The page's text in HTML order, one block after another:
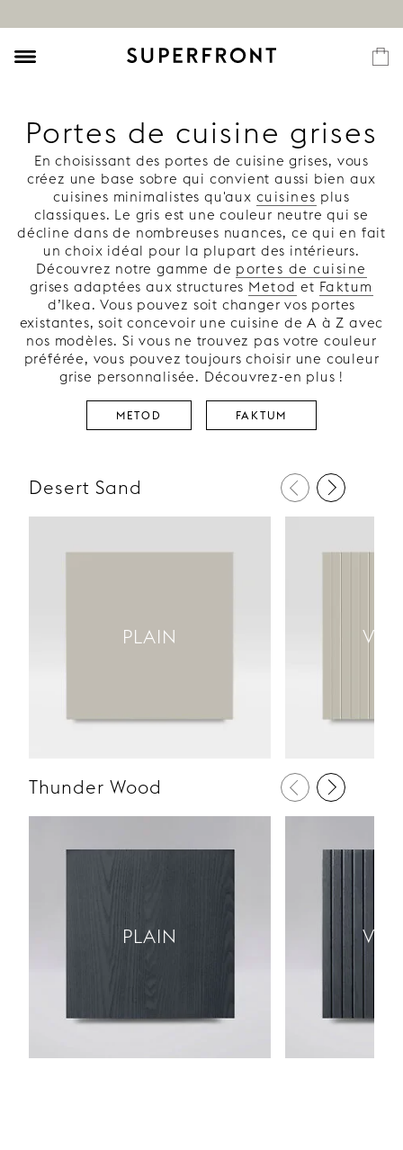
Portes de cuisine grises
En choisissant des portes de cuisine grises, vous
créez une base sobre qui convient aussi bien aux
cuisines minimalistes qu'aux cuisines plus
classiques. Le gris est une couleur neutre qui se
décline dans de nombreuses nuances, ce qui en fait
un choix idéal pour la plupart des intérieurs.
Découvrez notre gamme de portes de cuisine
grises adaptées aux structures Metod et Faktum
d’Ikea. Vous pouvez soit changer vos portes
existantes, soit concevoir une cuisine de A à Z avec
nos modèles. Si vous ne trouvez pas votre couleur
préférée, vous pouvez toujours choisir une couleur
grise personnalisée. Découvrez-en plus !
METOD FAKTUM
Desert Sand
PLAIN
Thunder Wood
PLAIN